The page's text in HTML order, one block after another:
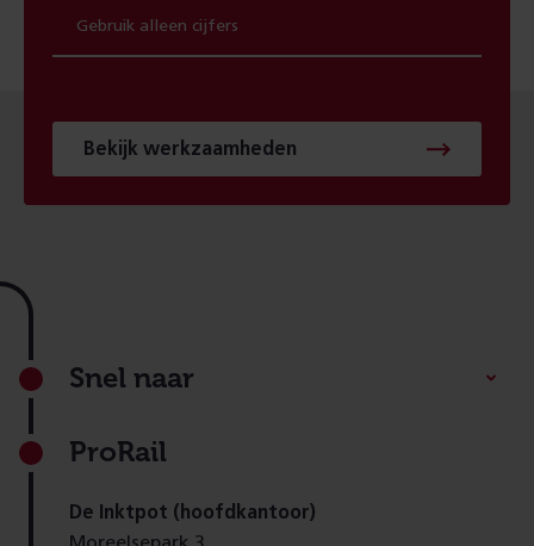
Bekijk werkzaamheden
Footer
Snel naar
ProRail
De Inktpot (hoofdkantoor)